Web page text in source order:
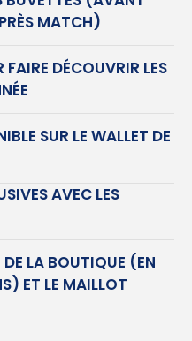
MATCH)
DÉCOUVRIR LES
SUR LE WALLET DE
AVEC LES
DE LA BOUTIQUE (EN
ET LE MAILLOT